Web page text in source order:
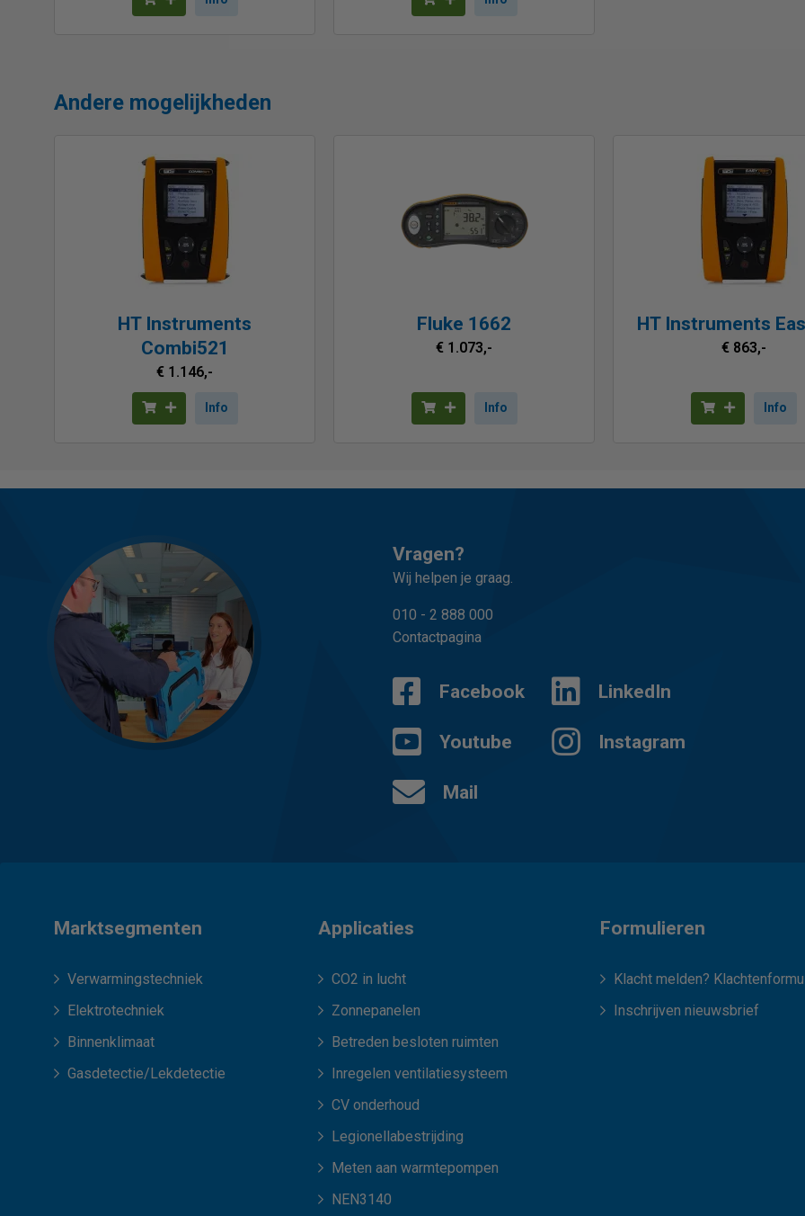
Andere mogelijkheden
HT Instruments
Combi521
€ 1.146,-
Info
Fluke 1662
€ 1.073,-
Info
HT Instruments
€ 863,-
Info
Vragen?
Wij helpen je graag.
010 - 2 888 000
Contactpagina
Facebook LinkedIn
Youtube Instagram
Mail
Marktsegmenten
Verwarmingstechniek
Elektrotechniek
Binnenklimaat
Gasdetectie/Lekdetectie
Applicaties
CO2 in lucht
Zonnepanelen
Betreden besloten ruimten
Inregelen ventilatiesysteem
CV onderhoud
Legionellabestrijding
Meten aan warmtepompen
NEN3140
Formulieren
Klacht melden?
Inschrijven nieuwsbrief